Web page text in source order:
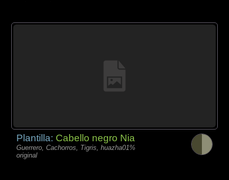
Plantilla: Cabello negro Nia
Guerrero, Cachorros, Tigris, huazha01%
original